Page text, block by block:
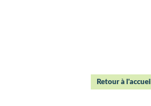
Retour à l'accueil